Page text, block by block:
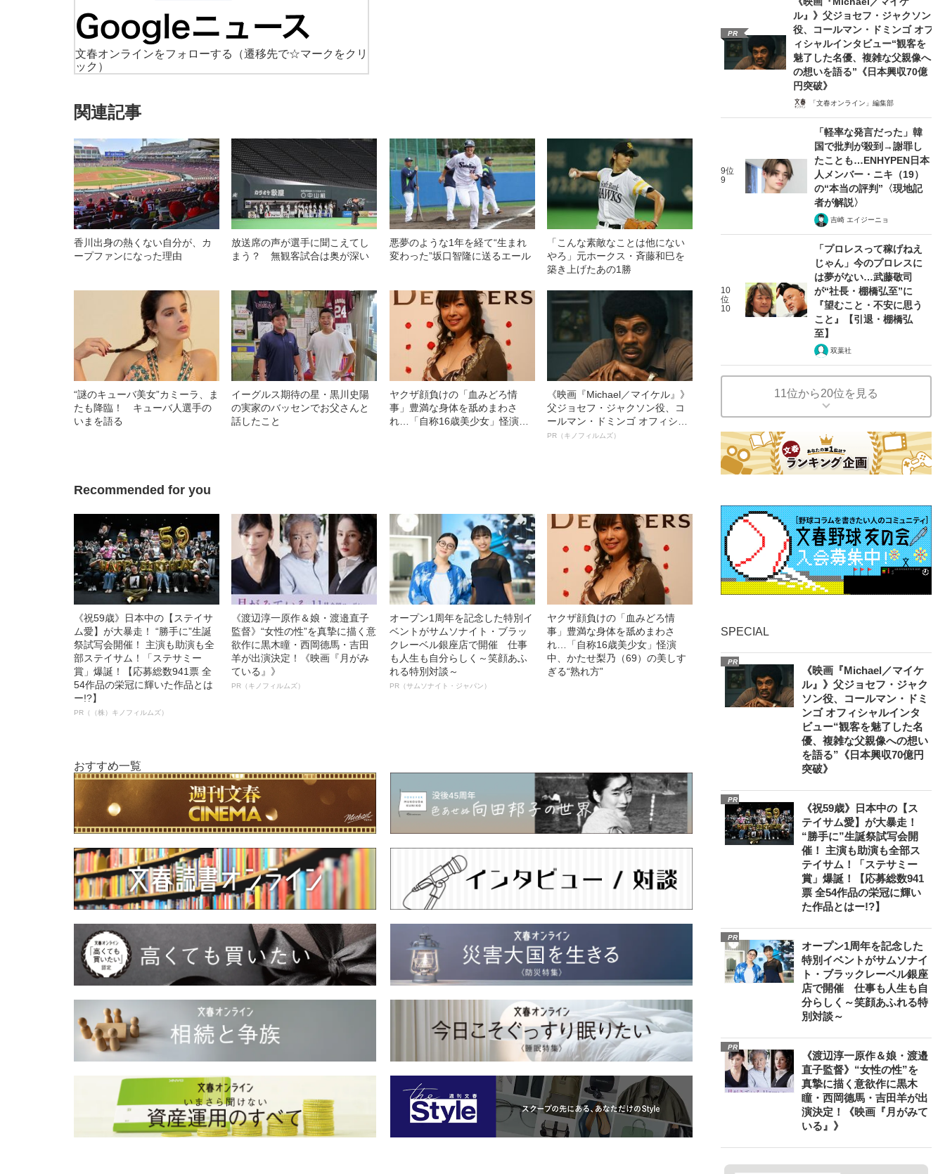
文春オンラインをフォローする
（遷移先で☆マークをクリ
ック）
関連記事
香川出身の熱くない自分が、カ
ープファンになった理由
放送席の声が選手に聞こえてし
まう？ 無観客試合は奥が深い
悪夢のような1年を経て“生まれ
変わった”坂口智隆に送るエール
「こんな素敵なことは他にない
やろ」元ホークス・斉藤和巳を
築き上げたあの1勝
“謎のキューバ美女”カミーラ、ま
たも降臨！ キューバ人選手の
いまを語る
イーグルス期待の星・黒川史陽
の実家のバッセンでお父さんと
話したこと
ヤクザ顔負けの「血みどろ情
事」豊満な身体を舐めまわさ
れ…「自称16歳美少女」怪演
《映画『Michael／マイケル』》
父ジョセフ・ジャクソン役、コ
ールマン・ドミンゴ オフィシャ
ルインタビュー“観客を魅了した
PR（キノフィルムズ）
Recommended for you
《祝59歳》日本中の【ステイサ
ム愛】が大暴走！ “勝手に”生誕
祭試写会開催！ 主演も助演も全
部ステイサム！「ステサミー
賞」爆誕！【応募総数941票 全
54作品の栄冠に輝いた作品とは
ー!?】
PR（（株）キノフィルムズ）
《渡辺淳一原作＆娘・渡邉直子
監督》“女性の性”を真摯に描く意
欲作に黒木瞳・西岡德馬・吉田
羊が出演決定！《映画『月がみ
ている』》
PR（キノフィルムズ）
オープン1周年を記念した特別イ
ベントがサムソナイト・ブラッ
クレーベル銀座店で開催 仕事
も人生も自分らしく～笑顔あふ
れる特別対談～
PR（サムソナイト・ジャパン）
ヤクザ顔負けの「血みどろ情
事」豊満な身体を舐めまわさ
れ…「自称16歳美少女」怪演
中、かたせ梨乃（69）の美しす
ぎる“熟れ方”
おすすめ一覧
PR
ル』》父ジョセフ・ジャクソン
役、コールマン・ドミンゴ オフ
ィシャルインタビュー“観客を
魅了した名優、複雑な父親像へ
の想いを語る”《日本興収70億
円突破》
「文春オンライン」編集部
9位
9
「軽率な発言だった」韓
国で批判が殺到→謝罪し
たことも…ENHYPEN日本
人メンバー・ニキ（19）
の“本当の評判”〈現地記
者が解説〉
吉崎 エイジーニョ
10
位
10
「プロレスって稼げねえ
じゃん」今のプロレスに
は夢がない…武藤敬司
が“社長・棚橋弘至”に
『望むこと・不安に思う
こと』【引退・棚橋弘
至】
双葉社
11位から20位を見る
SPECIAL
PR
《映画『Michael／マイケ
ル』》父ジョセフ・ジャク
ソン役、コールマン・ドミ
ンゴ オフィシャルインタ
ビュー“観客を魅了した名
優、複雑な父親像への想い
を語る”《日本興収70億円
突破》
PR
《祝59歳》日本中の【ス
テイサム愛】が大暴走！
“勝手に”生誕祭試写会開
催！ 主演も助演も全部ス
テイサム！「ステサミー
賞」爆誕！【応募総数941
票 全54作品の栄冠に輝い
た作品とはー!?】
PR
オープン1周年を記念した
特別イベントがサムソナイ
ト・ブラックレーベル銀座
店で開催 仕事も人生も自
分らしく～笑顔あふれる特
別対談～
PR
《渡辺淳一原作＆娘・渡邉
直子監督》“女性の性”を
真摯に描く意欲作に黒木
瞳・西岡德馬・吉田羊が出
演決定！《映画『月がみて
いる』》